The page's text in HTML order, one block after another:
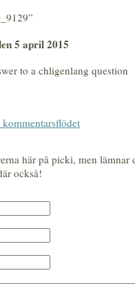
5 april 2015
to a chligenlang question
här på picki, men lämnar
också!